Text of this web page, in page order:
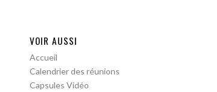
VOIR AUSSI
Accueil
Calendrier des réunions
Capsules Vidéo